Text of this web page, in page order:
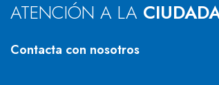
ATENCIÓN A LA
Contacta con nosotros